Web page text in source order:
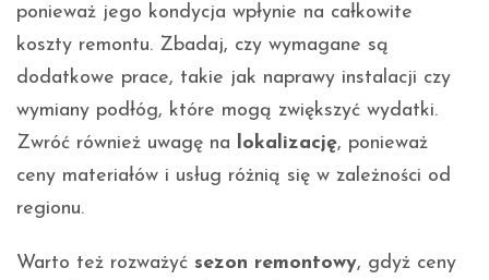
ponieważ jego kondycja wpłynie na całkowite
koszty remontu. Zbadaj, czy wymagane są
dodatkowe prace, takie jak naprawy instalacji czy
wymiany podłóg, które mogą zwiększyć wydatki.
Zwróć również uwagę na
lokalizację, ponieważ
ceny materiałów i usług różnią się w zależności od
regionu.
Warto też rozważyć sezon remontowy, gdyż ceny